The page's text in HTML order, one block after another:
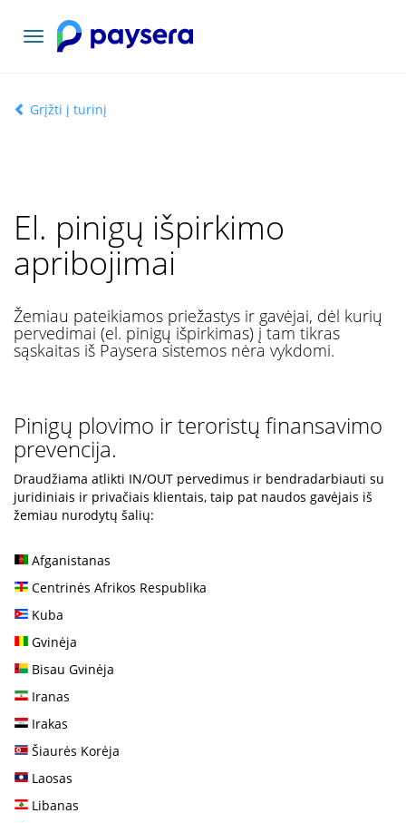
Toggle
navigation
Grįžti į turinį
El. pinigų išpirkimo
apribojimai
Žemiau pateikiamos priežastys ir gavėjai, dėl kurių
pervedimai (el. pinigų išpirkimas) į tam tikras
sąskaitas iš Paysera sistemos nėra vykdomi.
Pinigų plovimo ir teroristų finansavimo
prevencija.
Draudžiama atlikti IN/OUT pervedimus ir bendradarbiauti su
juridiniais ir privačiais klientais, taip pat naudos gavėjais iš
žemiau nurodytų šalių:
Afganistanas
Centrinės Afrikos Respublika
Kuba
Gvinėja
Bisau Gvinėja
Iranas
Irakas
Šiaurės Korėja
Laosas
Libanas